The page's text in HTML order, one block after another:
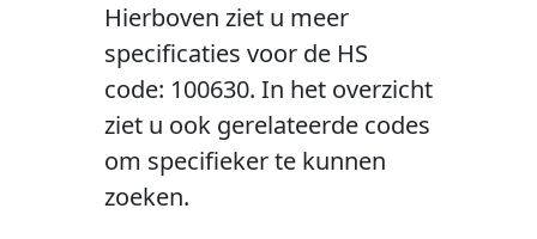
Hierboven ziet u meer
specificaties voor de HS
code: 100630. In het overzicht
ziet u ook gerelateerde codes
om specifieker te kunnen
zoeken.